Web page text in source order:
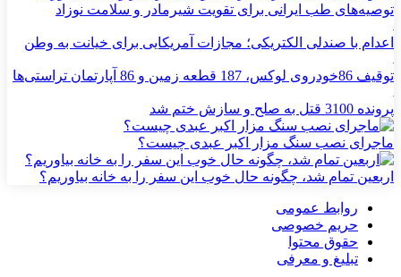
توصیه‌های طب ایرانی برای تقویت شیرمادر و سلامت نوزاد
اعدام با صندلی الکتریکی؛ مجازات آمریکایی برای خیانت به وطن
توقیف 86خودروی لوکس، 187 قطعه زمین و 86 آپارتمان تراستی‌ها
پرونده 3100 قتل به صلح و سازش ختم شد
ماجرای نصب سنگ مزار اکبر عبدی چیست؟
اربعین تمام شد، چگونه حال خوب این سفر را به خانه بیاوریم؟
روابط عمومی
حریم خصوصی
حقوق محتوا
تبلیغ و معرفی